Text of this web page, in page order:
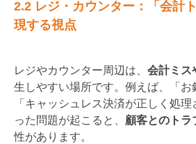
2.2 レジ・カウンター：「会計
現する視点
レジやカウンター周辺は、 会計ミス
生しやすい場所です。例えば、「お
「キャッシュレス決済が正しく処
った問題が起こると、 顧客とのトラ
性があります。